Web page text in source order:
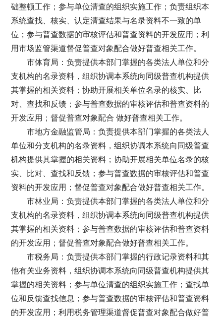
础整顿工作；参与单位清查的组织实施工作；负责组织本
系统查找、核实、认定清查结果与名录资料不一致的单
位；参与普查数据的审核评估和普查资料的开发应用；利
用市场监管渠道督促普查对象配合做好普查相关工作。
市体育局：负责提供本部门掌握的各类法人单位和分
支机构的名录资料，组织协调本系统向同级普查机构提供
其掌握的相关资料；协助开展相关单位名录的核实、比
对、查找和反馈；参与普查数据的审核评估和普查资料的
开发应用；督促普查对象配合 做好普查相关工作。
市地方金融监管局：负责提供本部门掌握的各类法人
单位和分支机构的名录资料，组织协调本系统向同级普查
机构提供其掌握的相关资料；协助开展相关单位名录的核
实、比对、查找和反馈；参与普查数据的审核评估和普查
资料的开发应用；督促普查对象配合做好普查相关工作。
市林业局：负责提供本部门掌握的各类法人单位和分
支机构的名录资料，组织协调本系统向同级普查机构提供
其掌握的相关资料；参与普查数据的审核评估和普查资料
的开发应用；督促普查对象配合做好普查相关工作。
市税务局：负责提供本部门掌握的行政记录资料和其
他有关业务资料，组织协调本系统向同级普查机构提供其
掌握的相关资料；参与单位清查的组织实施工作；查找单
位和反馈查找信息；参与普查数据的审核评估和普查资料
的开发应用；利用税务管理渠道督促普查对象配合做好普